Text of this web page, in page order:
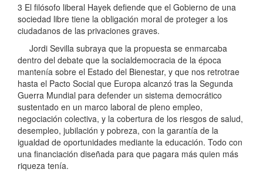
3 El filósofo liberal Hayek defiende que el Gobierno de una
sociedad libre tiene la obligación moral de proteger a los
ciudadanos de las privaciones graves.
Jordi Sevilla subraya que la propuesta se enmarcaba
dentro del debate que la socialdemocracia de la época
mantenía sobre el Estado del Bienestar, y que nos retrotrae
hasta el Pacto Social que Europa alcanzó tras la Segunda
Guerra Mundial para defender un sistema democrático
sustentado en un marco laboral de pleno empleo,
negociación colectiva, y la cobertura de los riesgos de salud,
desempleo, jubilación y pobreza, con la garantía de la
igualdad de oportunidades mediante la educación. Todo con
una financiación diseñada para que pagara más quien más
riqueza tenía.